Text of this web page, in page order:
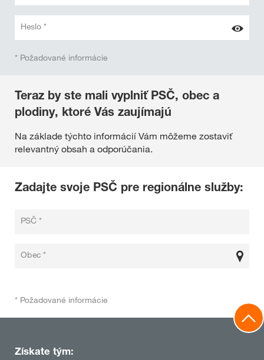
Heslo *
* Požadované informácie
Teraz by ste mali vyplniť PSČ, obec a
plodiny, ktoré Vás zaujímajú
Na základe týchto informácií Vám môžeme zostaviť
relevantný obsah a odporúčania.
Zadajte svoje PSČ pre regionálne služby:
PSČ *
Obec *
* Požadované informácie
Získate tým: